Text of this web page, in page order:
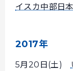
イスカ中部日
2017年
5月20日(土)